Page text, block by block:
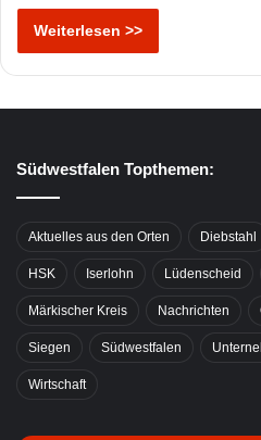
Weiterlesen >>
Südwestfalen Topthemen:
Aktuelles aus den Orten Diebstahl
HSK Iserlohn Lüdenscheid
Märkischer Kreis Nachrichten
Siegen Südwestfalen
Wirtschaft